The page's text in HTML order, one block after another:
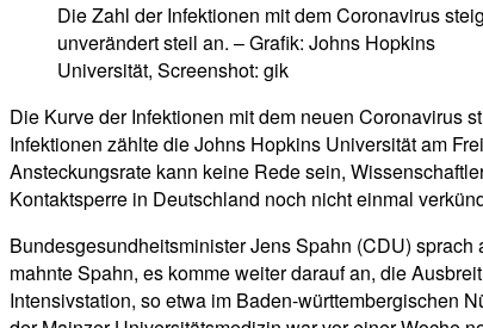
Die Zahl der Infektionen mit dem Coronavirus
unverändert steil an. – Grafik: Johns Hopkins
Universität, Screenshot: gik
Die Kurve der Infektionen mit dem neuen Coronavirus
Infektionen zählte die Johns Hopkins Universität am
Ansteckungsrate kann keine Rede sein,
Kontaktsperre in Deutschland noch nicht einmal
Bundesgesundheitsminister Jens Spahn (CDU)
mahnte Spahn, es komme weiter darauf an, die
Intensivstation, so etwa im Baden-württembergischen